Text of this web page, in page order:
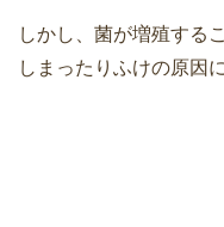
しかし、菌が増殖する
しまったりふけの原因